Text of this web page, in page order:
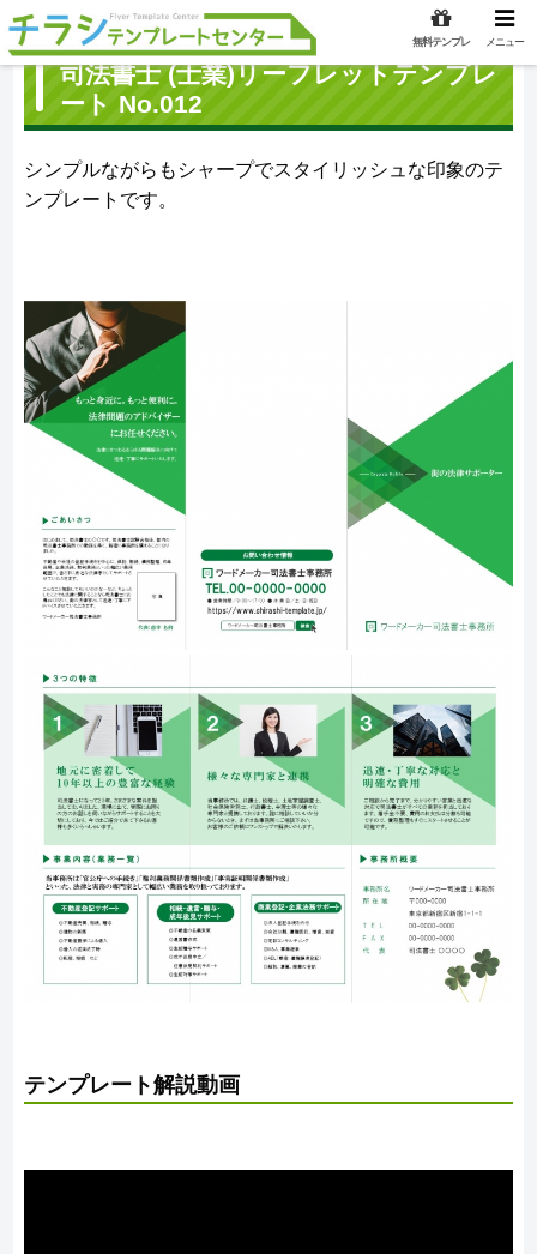
司法書士 (士業)リーフレットテンプレ
ート No.012
シンプルながらもシャープでスタイリッシュな印象のテ
ンプレートです。
テンプレート解説動画
無料テンプレ メニュー